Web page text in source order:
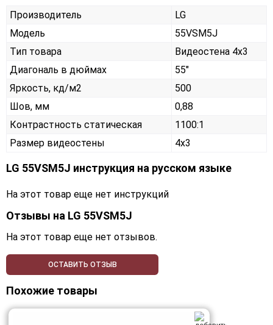
Производитель
LG
Модель
55VSM5J
Тип товара
Видеостена 4х3
Диагональ в дюймах
55"
Яркость, кд/м2
500
Шов, мм
0,88
Контрастность статическая
1100:1
Размер видеостены
4x3
LG 55VSM5J инструкция на русском языке
На этот товар еще нет инструкций
Отзывы на LG 55VSM5J
На этот товар еще нет отзывов.
ОСТАВИТЬ ОТЗЫВ
Похожие товары